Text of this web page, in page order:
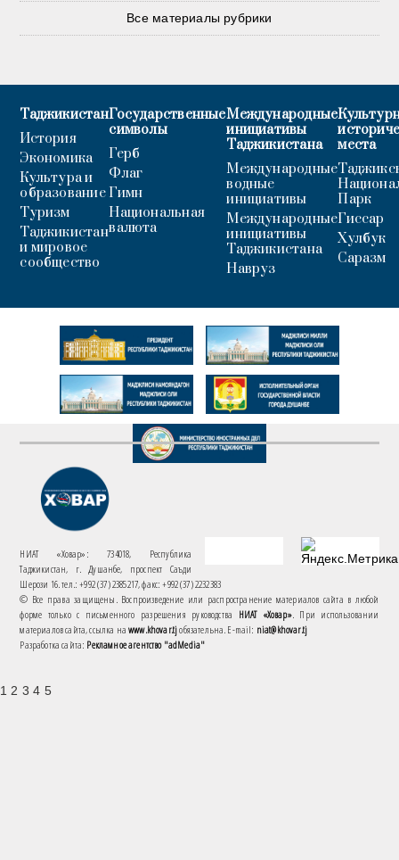
Все материалы рубрики
Таджикистан
История
Экономика
Культура и
образование
Туризм
Таджикистан
и мировое
сообщество
Государственные
символы
Герб
Флаг
Гимн
Национальная
валюта
Международные
инициативы
Таджикистана
Международные
водные
инициативы
Международные
инициативы
Таджикистана
Навруз
места
Парк
Гиссар
Хулбук
Саразм
НИАТ «Ховар»: 734018, Республика
Таджикистан, г. Душанбе, проспект Саъди
Шерози 16. тел.: +992 (37) 2385217, факс: +992 (37) 2232383
© Все права защищены. Воспроизведение или распространение материалов сайта в любой
форме только с письменного разрешения руководства НИАТ «Ховар». При использовании
материалов сайта, ссылка наwww.khovar.tjобязательна. E-mail: niat@khovar.tj
Разработка сайта: Рекламное агентство "adMedia"
1 2 3 4 5